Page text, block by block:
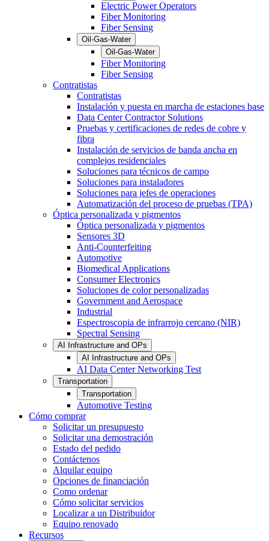
Electric Power Operators
Fiber Monitoring
Fiber Sensing
Oil-Gas-Water
Oil-Gas-Water
Fiber Monitoring
Fiber Sensing
Contratistas
Contratistas
Instalación y puesta en marcha de estaciones base
Data Center Contractor Solutions
Pruebas y certificaciones de redes de cobre y
fibra
Instalación de servicios de banda ancha en
complejos residenciales
Soluciones para técnicos de campo
Soluciones para instaladores
Soluciones para jefes de operaciones
Automatización del proceso de pruebas (TPA)
Óptica personalizada y pigmentos
Óptica personalizada y pigmentos
Sensores 3D
Anti-Counterfeiting
Automotive
Biomedical Applications
Consumer Electronics
Soluciones de color personalizadas
Government and Aerospace
Industrial
Espectroscopia de infrarrojo cercano (NIR)
Spectral Sensing
AI Infrastructure and OPs
AI Infrastructure and OPs
AI Data Center Networking Test
Transportation
Transportation
Automotive Testing
Cómo comprar
Solicitar un presupuesto
Solicitar una demostración
Estado del pedido
Contáctenos
Alquilar equipo
Opciones de financiación
Como ordenar
Cómo solicitar servicios
Localizar a un Distribuidor
Equipo renovado
Recursos